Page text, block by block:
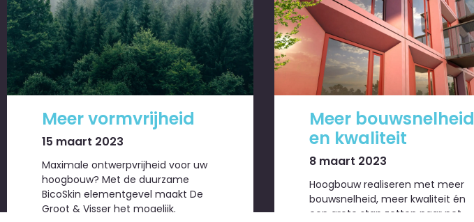
Meer vormvrijheid
15 maart 2023
Maximale ontwerpvrijheid voor uw
hoogbouw? Met de duurzame
BicoSkin elementgevel maakt De
Groot & Visser het mogelijk.
Meer bouwsnelheid
en kwaliteit
8 maart 2023
Hoogbouw realiseren met meer
bouwsnelheid, meer kwaliteit én
een grote stap zetten naar net